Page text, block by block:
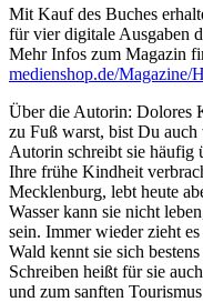
Mit Kauf des Buches
für vier digitale Ausgaben
Mehr Infos zum Magazin
medienshop.de/Magazine/
Über die Autorin: Dolores
zu Fuß warst, bist Du
Autorin schreibt sie häufig
Ihre frühe Kindheit
Mecklenburg, lebt heute
Wasser kann sie nicht
sein. Immer wieder zieht
Wald kennt sie sich
Schreiben heißt für sie
und zum sanften